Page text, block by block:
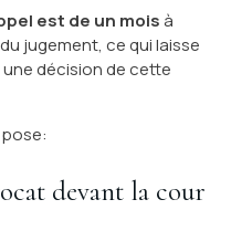
est de un moisà
jugement, ce qui laisse
décision de cette
devant la cour